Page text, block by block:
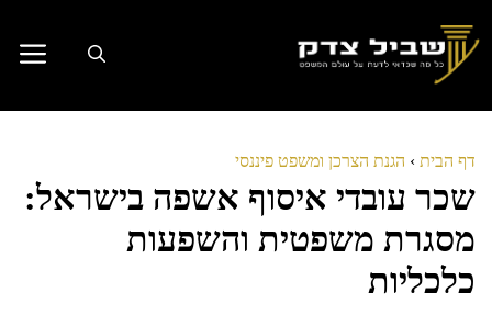
לתוכן
דף הבית › הגנת הצרכן ומשפט פיננסי
שכר עובדי איסוף אשפה בישראל:
מסגרת משפטית והשפעות
כלכליות